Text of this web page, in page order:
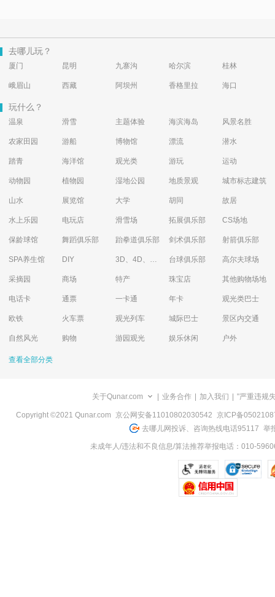
去哪儿玩？
厦门 昆明 九寨沟 哈尔滨 桂林
峨眉山 西藏 阿坝州 香格里拉 海口
玩什么？
温泉 滑雪 主题体验 海滨海岛 风景名胜
农家田园 游船 博物馆 漂流 潜水
踏青 海洋馆 观光类 游玩 运动
动物园 植物园 湿地公园 地质景观 城市标志建筑
山水 展览馆 大学 胡同 故居
水上乐园 电玩店 滑雪场 拓展俱乐部 CS场地
保龄球馆 舞蹈俱乐部 跆拳道俱乐部 剑术俱乐部 射箭俱乐部
SPA养生馆 DIY 3D、4D、5D艺术体验馆 台球俱乐部 高尔夫球场
采摘园 商场 特产 珠宝店 其他购物场地
电话卡 通票 一卡通 年卡 观光类巴士
欧铁 火车票 观光列车 城际巴士 景区内交通
自然风光 购物 游园观光 娱乐休闲 户外
查看全部分类
关于Qunar.com 业务合作 加入我们 "严重违规
Copyright ©2021 Qunar.com 京公网安备11010802030542 京ICP备
去哪儿网投诉、咨询热线电话95117 举
未成年人/违法和不良信息/算法推荐举报电话：010-